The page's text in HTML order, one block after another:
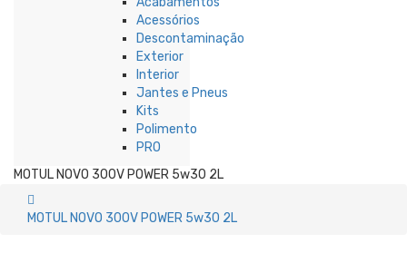
Acessórios
Descontaminação
Exterior
Interior
Jantes e Pneus
Kits
Polimento
PRO
MOTUL NOVO 300V POWER 5w30 2L
MOTUL NOVO 300V POWER 5w30 2L